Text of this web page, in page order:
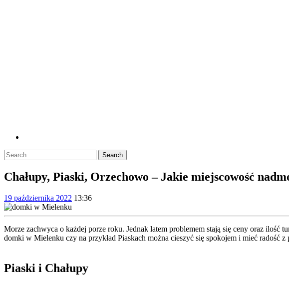
Close
Search
for:
Chałupy, Piaski, Orzechowo – Jakie miejscowość
19 października 2022 19
2022
13:36
Morze zachwyca o każdej porze roku. Jednak latem problemem stają się ceny oraz
domki w Mielenku czy na przykład Piaskach można cieszyć się spokojem i mieć
Piaski i Chałupy